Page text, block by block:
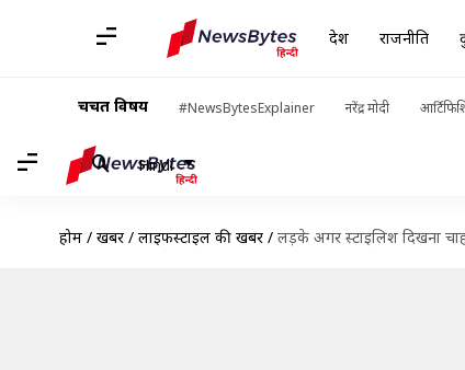
देश राजनीति
चर्चित विषय #NewsBytesExplainer नरेंद्र मोदी
Hindi
होम / खबरें / लाइफस्टाइल की खबरें / लड़के अगर स्टाइलिश दिखना